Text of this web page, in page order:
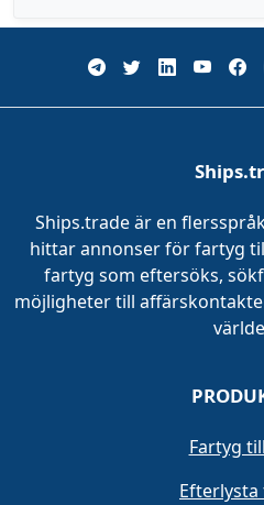
Ships.trade är en
hittar annonser för fartyg
fartyg som eftersöks,
möjligheter till
Fartyg